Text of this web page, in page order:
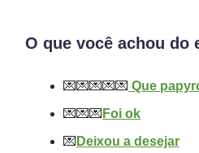
O que você achou do
💌💌💌💌💌 Que
💌💌💌 Foi ok
💌 Deixou a desejar